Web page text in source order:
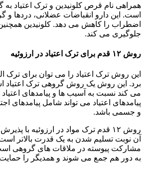
همراهی نام قرص کلونیدین و ترک اعتیاد
است. این دارو انقباضات عضلانی، دردها
اضطراب را کاهش می دهد. کلونیدین
جلوگیری می کند.
روش ۱۲ قدم برای ترک اعتیاد در ارزوئیه
این روش ترک اعتیاد را می توان برای ترک
برد. این روش یک روش گروهی ترک اعتیاد
می کند نسبت به آسیب ها و پیامدهای اعتیاد
پیامدهای اعتیاد می تواند شامل پیامدهای
و جسمی باشد.
روش ۱۲ قدم ترک مواد در ارزوئیه با
آن نوبت تسلیم شدن به یک قدرت بالاتر
مشارکت پیوسته در ملاقات های گروهی
به دور هم جمع می شوند و همدیگر را